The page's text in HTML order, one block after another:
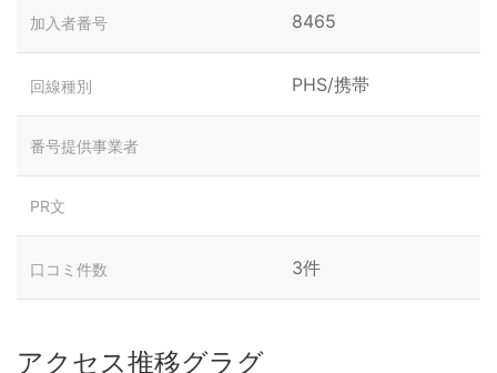
加入者番号 8465
回線種別 PHS/携帯
番号提供事業者
PR文
口コミ件数 3件
アクセス推移グラグ